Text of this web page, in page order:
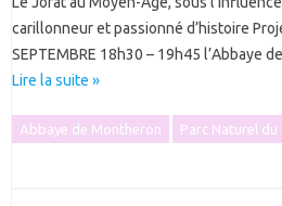
carillonneur et passionné d’histoire
SEPTEMBRE 18h30 – 19h45 l’Abbaye
Lire la suite »
Abbaye de Montheron Parc Naturel